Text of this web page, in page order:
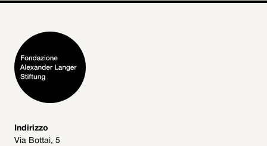
Indirizzo
Via Bottai, 5